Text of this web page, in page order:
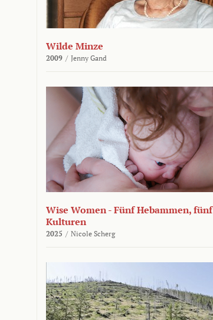
Wilde Minze
2009 / Jenny Gand
Wise Women - Fünf Hebammen, fünf
Kulturen
2025 / Nicole Scherg